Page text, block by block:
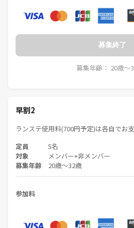
募集終了
募集年齢： 20歳〜
早割2
ランステ使用料(700円予定)は各自でお
定員 5名
対象
メンバー+非メンバー
募集年齢 20歳〜32歳
参加料